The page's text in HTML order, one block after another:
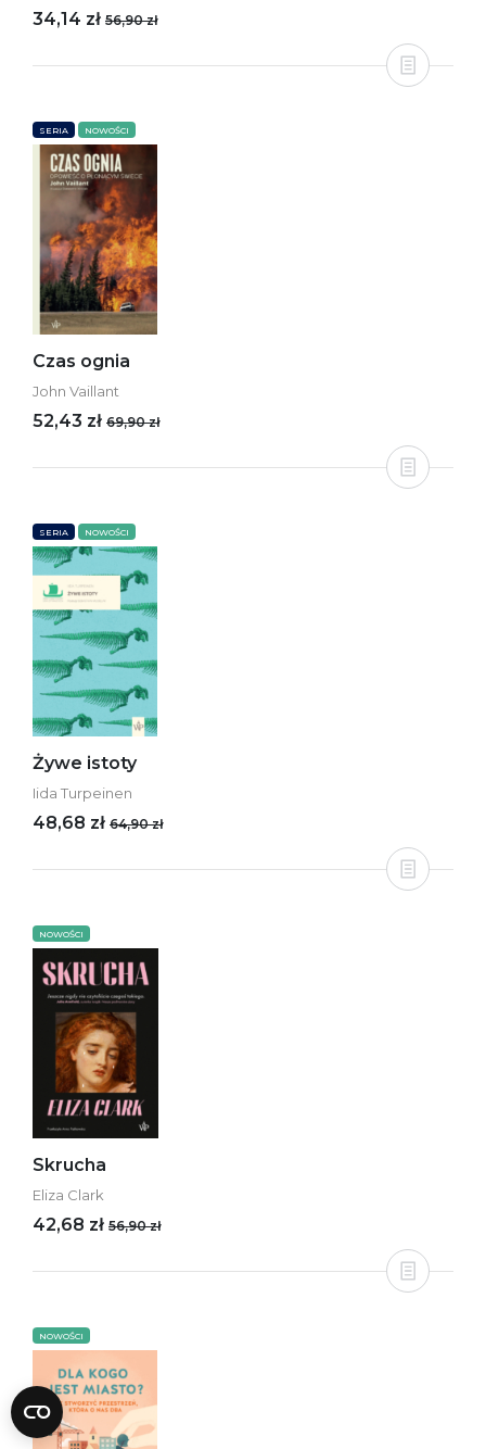
34,14 zł 56,90 zł
SERIA NOWOŚCI
Czas ognia
John Vaillant
52,43 zł 69,90 zł
SERIA NOWOŚCI
Żywe istoty
Iida Turpeinen
48,68 zł 64,90 zł
NOWOŚCI
Skrucha
Eliza Clark
42,68 zł 56,90 zł
NOWOŚCI